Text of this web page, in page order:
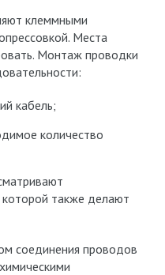
клеммными
Места
Монтаж проводки
кабель;
количество
также делают
соединения проводов